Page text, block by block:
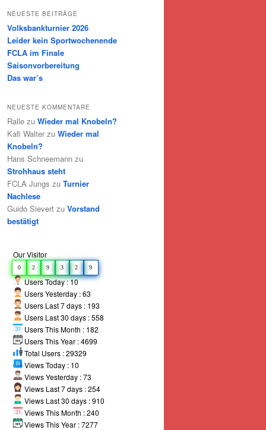
NEUESTE BEITRÄGE
Volksbankturnier 2026
Leider kein Sportwochenende
FCLA im Finale
Saisonvorbereitung
Das war’s
NEUESTE KOMMENTARE
Ralle zu Wieder mal Knobeln?
Kafi Walter zu Wieder mal
Knobeln?
Hans Schneemann zu
Strohhaus steht
FCLA Jungs zu Turnier
Nachlese
Guido Sievert zu Vorstand
bestätigt
Our Visitor
0 2 9 3 2 9
Users Today : 10
Users Yesterday : 63
Users Last 7 days : 193
Users Last 30 days : 558
Users This Month : 182
Users This Year : 4699
Total Users : 29329
Views Today : 10
Views Yesterday : 73
Views Last 7 days : 254
Views Last 30 days : 910
Views This Month : 240
Views This Year : 7277